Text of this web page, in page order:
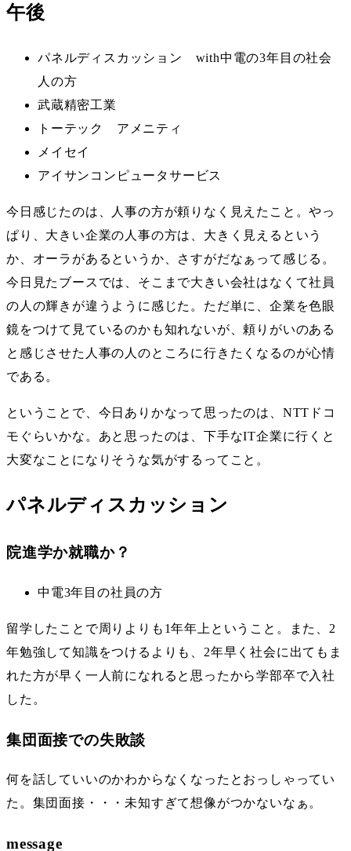
午後
パネルディスカッション with中電の3年目の社会
人の方
武蔵精密工業
トーテック アメニティ
メイセイ
アイサンコンピュータサービス
今日感じたのは、人事の方が頼りなく見えたこと。やっ
ぱり、大きい企業の人事の方は、大きく見えるという
か、オーラがあるというか、さすがだなぁって感じる。
今日見たブースでは、そこまで大きい会社はなくて社員
の人の輝きが違うように感じた。ただ単に、企業を色眼
鏡をつけて見ているのかも知れないが、頼りがいのある
と感じさせた人事の人のところに行きたくなるのが心情
である。
ということで、今日ありかなって思ったのは、NTTドコ
モぐらいかな。あと思ったのは、下手なIT企業に行くと
大変なことになりそうな気がするってこと。
パネルディスカッション
院進学か就職か？
中電3年目の社員の方
留学したことで周りよりも1年年上ということ。また、2
年勉強して知識をつけるよりも、2年早く社会に出てもま
れた方が早く一人前になれると思ったから学部卒で入社
した。
集団面接での失敗談
何を話していいのかわからなくなったとおっしゃってい
た。集団面接・・・未知すぎて想像がつかないなぁ。
message